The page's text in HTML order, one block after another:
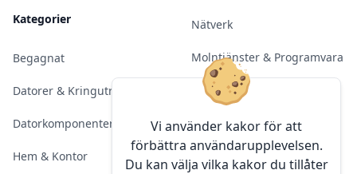
Vi använder kakor för att
förbättra användarupplevelsen.
Du kan välja vilka kakor du tillåter
Kategorier
Begagnat
Datorer & Kringutrustning
Datorkomponenter
Hem & Kontor
Nätverk
Molntjänster & Programvara
Server & Backup
Kameraövervakning
Konferens & Public Display